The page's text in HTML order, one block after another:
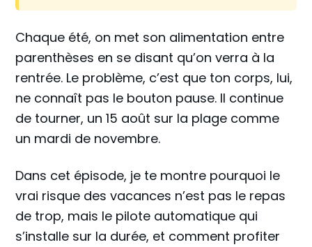
Chaque été, on met son alimentation entre
parenthèses en se disant qu’on verra à la
rentrée. Le problème, c’est que ton corps, lui,
ne connaît pas le bouton pause. Il continue
de tourner, un 15 août sur la plage comme
un mardi de novembre.
Dans cet épisode, je te montre pourquoi le
vrai risque des vacances n’est pas le repas
de trop, mais le pilote automatique qui
s’installe sur la durée, et comment profiter